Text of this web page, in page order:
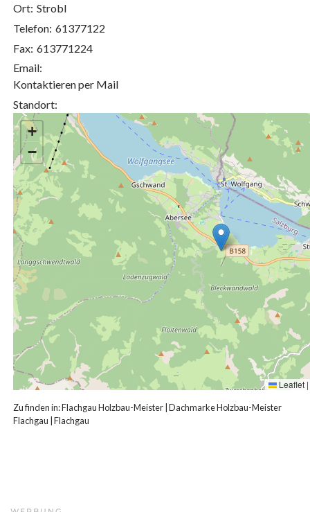
Ort: Strobl
Telefon: 61377122
Fax: 613771224
Email:
Kontaktieren per Mail
Standort:
+
−
Leaflet |
Zu finden in:Flachgau Holzbau-Meister Dachmarke Holzbau-Meister
Flachgau Flachgau